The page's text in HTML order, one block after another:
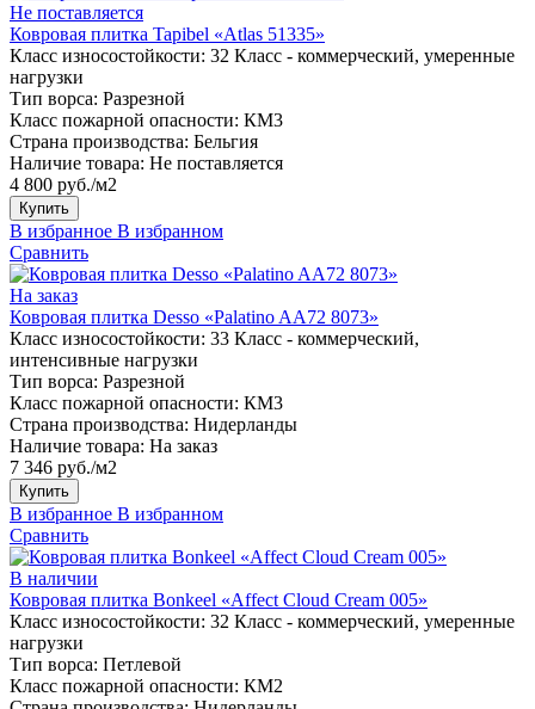
Не поставляется
Ковровая плитка Tapibel «Atlas 51335»
Класс износостойкости: 32 Класс - коммерческий, умеренные
нагрузки
Тип ворса: Разрезной
Класс пожарной опасности: КМ3
Страна производства: Бельгия
Наличие товара: Не поставляется
4 800 руб./м2
Купить
В избранное В избранном
Сравнить
На заказ
Ковровая плитка Desso «Palatino AA72 8073»
Класс износостойкости: 33 Класс - коммерческий,
интенсивные нагрузки
Тип ворса: Разрезной
Класс пожарной опасности: КМ3
Страна производства: Нидерланды
Наличие товара: На заказ
7 346 руб./м2
Купить
В избранное В избранном
Сравнить
В наличии
Ковровая плитка Bonkeel «Affect Cloud Cream 005»
Класс износостойкости: 32 Класс - коммерческий, умеренные
нагрузки
Тип ворса: Петлевой
Класс пожарной опасности: КМ2